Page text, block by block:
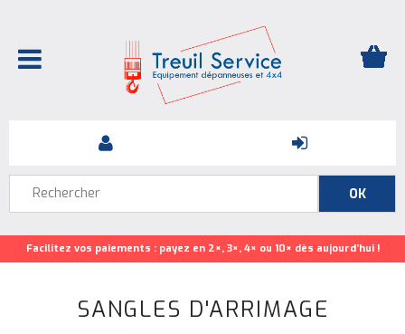
Facilitez vos paiements : payez en 2×, 3×, 4× ou 10× dès aujourd’hui !
SANGLES D'ARRIMAGE